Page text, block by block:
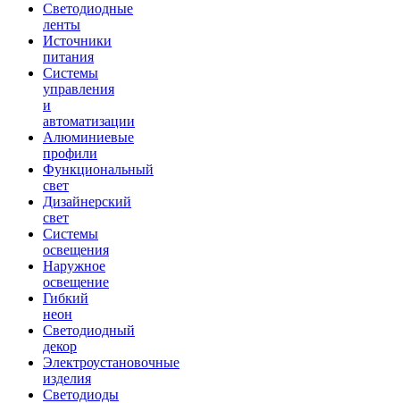
Светодиодные
ленты
Источники
питания
Системы
управления
и
автоматизации
Алюминиевые
профили
Функциональный
свет
Дизайнерский
свет
Системы
освещения
Наружное
освещение
Гибкий
неон
Светодиодный
декор
Электроустановочные
изделия
Светодиоды